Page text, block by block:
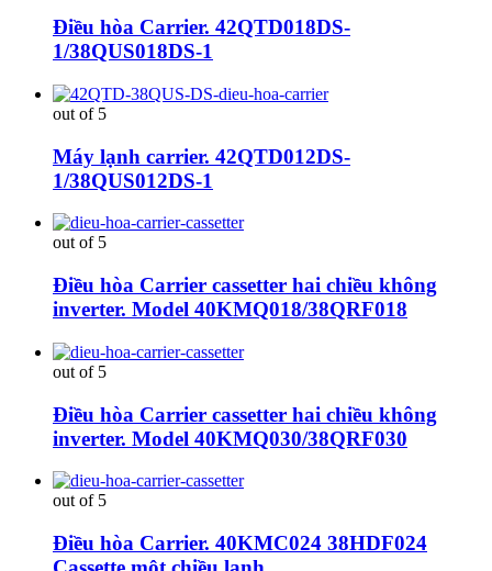
Điều hòa Carrier. 42QTD018DS-
1/38QUS018DS-1
out of 5
Máy lạnh carrier. 42QTD012DS-
1/38QUS012DS-1
out of 5
Điều hòa Carrier cassetter hai chiều không
inverter. Model 40KMQ018/38QRF018
out of 5
Điều hòa Carrier cassetter hai chiều không
inverter. Model 40KMQ030/38QRF030
out of 5
Điều hòa Carrier. 40KMC024 38HDF024